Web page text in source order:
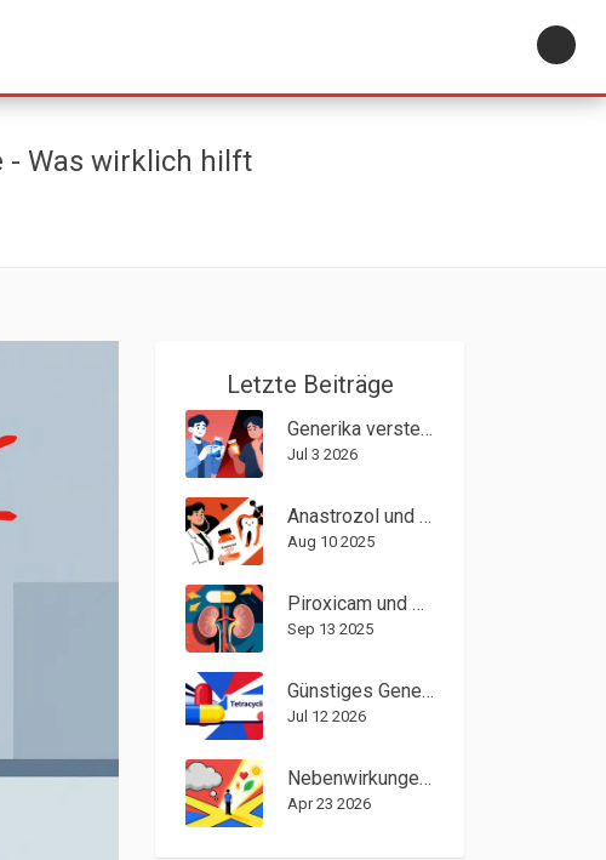
- Was wirklich hilft
Letzte Beiträge
Generika verstehen: Wie Gesundheitskompetenz Vertrauen und Sicherheit schafft
Jul 3 2026
Anastrozol und Zahngesundheit: Was Patienten wissen sollten
Aug 10 2025
Piroxicam und Nierengesundheit: Was Sie wissen sollten
Sep 13 2025
Günstiges Generika-Tetracyclin online kaufen: Preisvergleich, Sicherheit & Tipps für 2026
Jul 12 2026
Nebenwirkungen von Medikamenten lindern: Praktischer Guide für Lebensstiländerungen
Apr 23 2026